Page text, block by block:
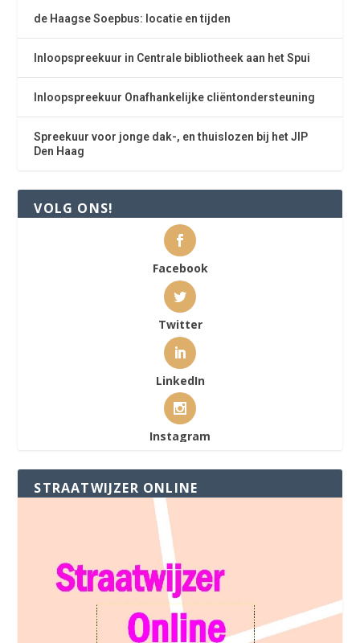
de Haagse Soepbus: locatie en tijden
Inloopspreekuur in Centrale bibliotheek aan het Spui
Inloopspreekuur Onafhankelijke cliëntondersteuning
Spreekuur voor jonge dak-, en thuislozen bij het JIP
Den Haag
VOLG ONS!
Facebook
Twitter
LinkedIn
Instagram
STRAATWIJZER ONLINE